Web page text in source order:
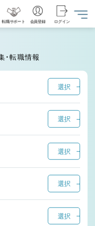
転職サポート 会員登録 ログイン
・転職情報
選択
選択
選択
選択
選択